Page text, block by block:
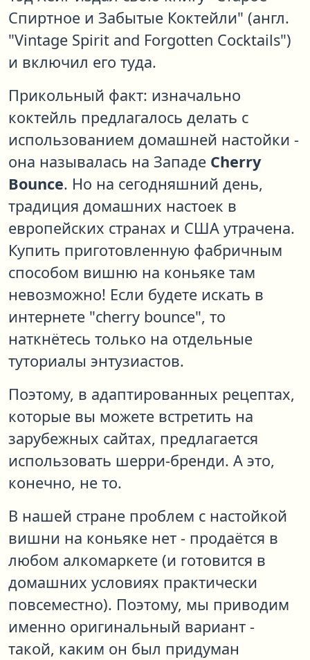
Спиртное и Забытые Коктейли" (англ.
"Vintage Spirit and Forgotten Cocktails")
и включил его туда.
Прикольный факт: изначально
коктейль предлагалось делать с
использованием домашней настойки -
она называлась на Западе Cherry
Bounce. Но на сегодняшний день,
традиция домашних настоек в
европейских странах и США утрачена.
Купить приготовленную фабричным
способом вишню на коньяке там
невозможно! Если будете искать в
интернете "cherry bounce", то
наткнётесь только на отдельные
туториалы энтузиастов.
Поэтому, в адаптированных рецептах,
которые вы можете встретить на
зарубежных сайтах, предлагается
использовать шерри-бренди. А это,
конечно, не то.
В нашей стране проблем с настойкой
вишни на коньяке нет - продаётся в
любом алкомаркете (и готовится в
домашних условиях практически
повсеместно). Поэтому, мы приводим
именно оригинальный вариант -
такой, каким он был придуман